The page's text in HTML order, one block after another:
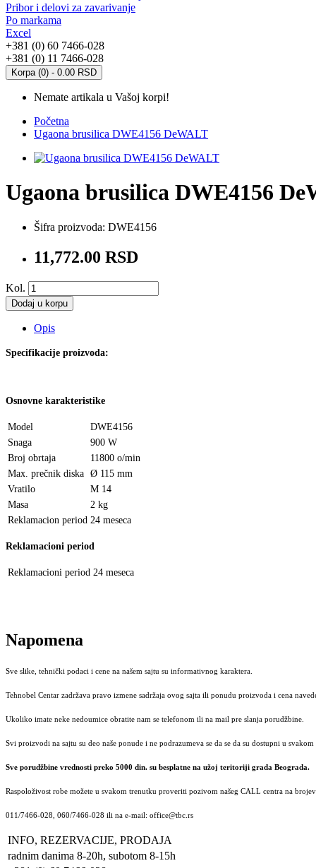
Pribor i delovi za zavarivanje
Po markama
Excel
+381 (0) 60 7466-028
+381 (0) 11 7466-028
Korpa (0) - 0.00 RSD
Nemate artikala u Vašoj korpi!
Početna
Ugaona brusilica DWE4156 DeWALT
Ugaona brusilica DWE4156
Šifra proizvoda: DWE4156
11,772.00 RSD
Kol.
Dodaj u korpu
Opis
Specifikacije proizvoda:
Osnovne karakteristike
Model
DWE4156
Snaga
900 W
Broj obrtaja
11800 o/min
Max. prečnik diska Ø 115 mm
Vratilo
M 14
Masa
2 kg
Reklamacion period 24 meseca
Reklamacioni period
Reklamacioni period 24 meseca
Napomena
Sve slike, tehnički podaci i cene na našem sajtu su informativnog karaktera.
Tehnobel Centar zadržava pravo izmene sadržaja ovog sajta ili ponudu proizvoda i cena
Ukoliko imate neke nedoumice obratite nam se telefonom ili na mail pre slanja porudžbine.
Svi proizvodi na sajtu su deo naše ponude i ne podrazumeva se da se da su dostupni u svakom
Sve porudžbine vrednosti preko 5000 din. su besplatne na užoj teritoriji grada Beograda.
Raspoloživost robe možete u svakom trenutku proveriti pozivom našeg CALL centra na
011/7466-028, 060/7466-028 ili na e-mail: office@tbc.rs
INFO, REZERVACIJE, PRODAJA
radnim danima 8-20h, subotom 8-15h